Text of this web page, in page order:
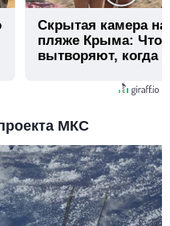
Скрытая камера на
пляже Крыма: Что
вытворяют, когда
МКС